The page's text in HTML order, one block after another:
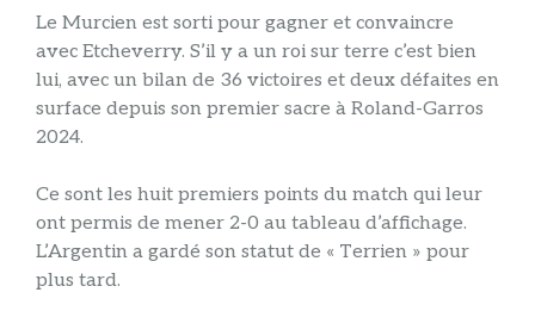
Le Murcien est sorti pour gagner et convaincre
avec Etcheverry. S’il y a un roi sur terre c’est bien
lui, avec un bilan de 36 victoires et deux défaites en
surface depuis son premier sacre à Roland-Garros
2024.
Ce sont les huit premiers points du match qui leur
ont permis de mener 2-0 au tableau d’affichage.
L’Argentin a gardé son statut de « Terrien » pour
plus tard.